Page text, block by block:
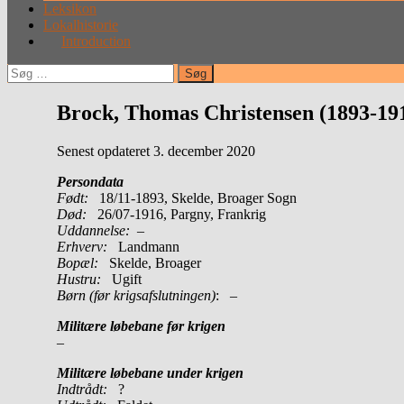
Leksikon
Lokalhistorie
Introduction
Søg
efter:
Brock, Thomas Christensen (1893-
Senest opdateret 3. december 2020
Persondata
Født: 18/11-1893, Skelde, Broager Sogn
Død: 26/07-1916, Pargny, Frankrig
Uddannelse: –
Erhverv: Landmann
Bopæl: Skelde, Broager
Hustru: Ugift
Børn (før krigsafslutningen): –
Militære løbebane før krigen
–
Militære løbebane under krigen
Indtrådt: ?